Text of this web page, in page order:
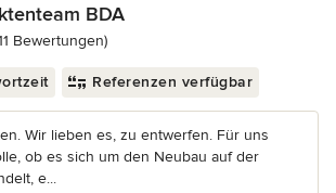
BDA
5 von 5 Sternen
Bewertungen)
Referenzen verfügbar
Wir lieben es, zu entwerfen. Für uns
ob es sich um den Neubau auf der
e...